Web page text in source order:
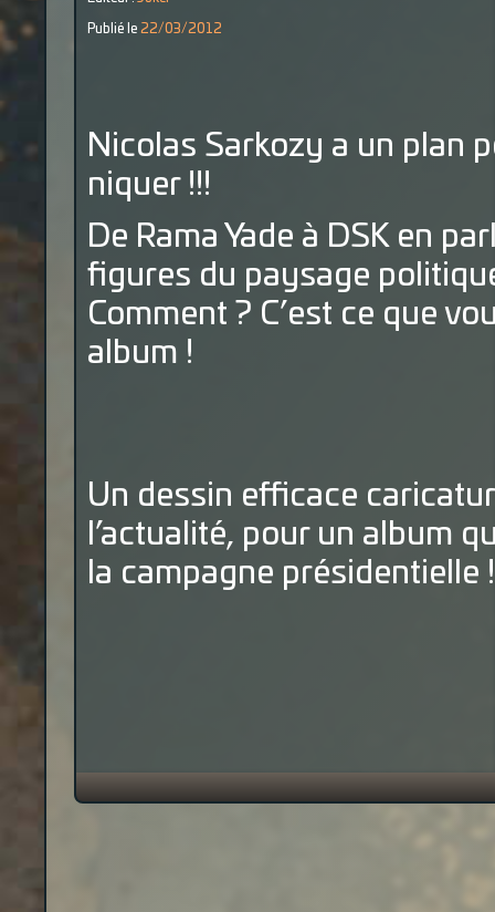
Publié le 22/03/2012
Nicolas Sarkozy a un plan
niquer !!!
De Rama Yade à DSK en
figures du paysage
Comment ? C’est ce que
album !
Un dessin efficace
l’actualité, pour un album
la campagne présidentielle !